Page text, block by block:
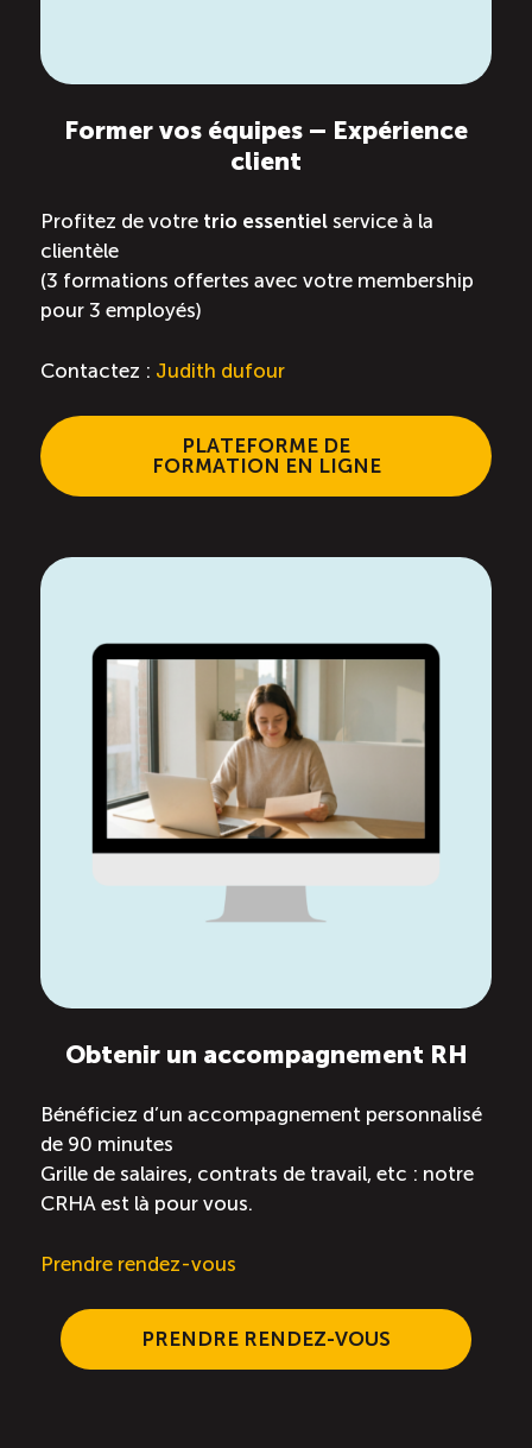
Facebook Recherche
Former vos équipes – Expérience
client
Profitez de votre trio essentiel service à la
clientèle
(3 formations offertes avec votre membership
pour 3 employés)
Contactez : Judith dufour
PLATEFORME DE
FORMATION EN LIGNE
Obtenir un accompagnement RH
Bénéficiez d’un accompagnement personnalisé
de 90 minutes
Grille de salaires, contrats de travail, etc : notre
CRHA est là pour vous.
Prendre rendez-vous
PRENDRE RENDEZ-VOUS